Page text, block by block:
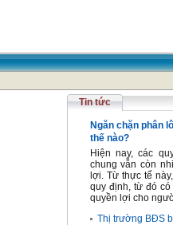
Tin tức
Ngăn chặn phân
thế nào?
Hiện nay, các
chung vẫn còn
lợi. Từ thực tế
quy định, từ đó
quyền lợi cho
Thị trường BĐS